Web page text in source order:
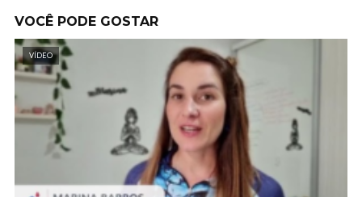
VOCÊ PODE GOSTAR
VÍDEO